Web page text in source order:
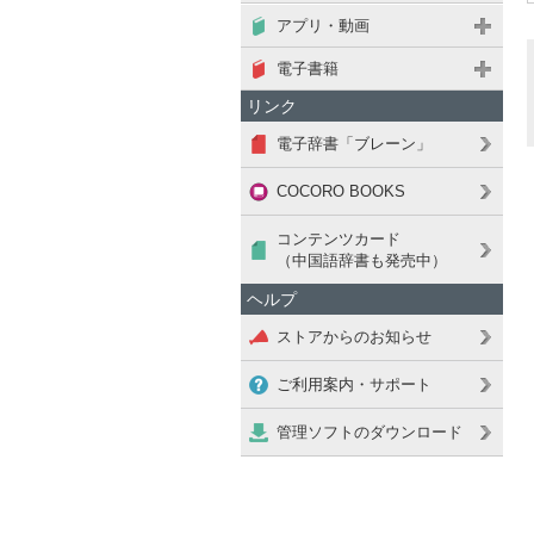
アプリ・動画
電子書籍
リンク
電子辞書「ブレーン」
COCORO BOOKS
コンテンツカード
（中国語辞書も発売中）
ヘルプ
ストアからのお知らせ
ご利用案内・サポート
管理ソフトのダウンロード